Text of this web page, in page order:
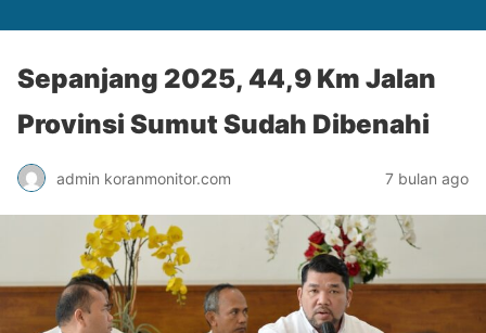
Sepanjang 2025, 44,9 Km Jalan
Provinsi Sumut Sudah Dibenahi
admin koranmonitor.com 7 bulan ago